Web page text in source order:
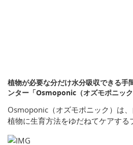
植物が必要な分だけ水分吸収できる手
ンター「Osmoponic（オズモポニック
Osmoponic（オズモポニック）は、
植物に生育方法をゆだねてケアする